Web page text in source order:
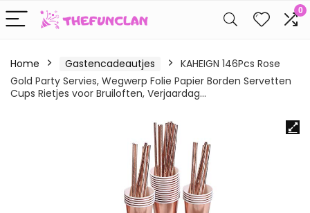
0
Home Gastencadeautjes
KAHEIGN 146Pcs Rose
Gold Party Servies, Wegwerp Folie Papier Borden Servetten
Cups Rietjes voor Bruiloften, Verjaardag…